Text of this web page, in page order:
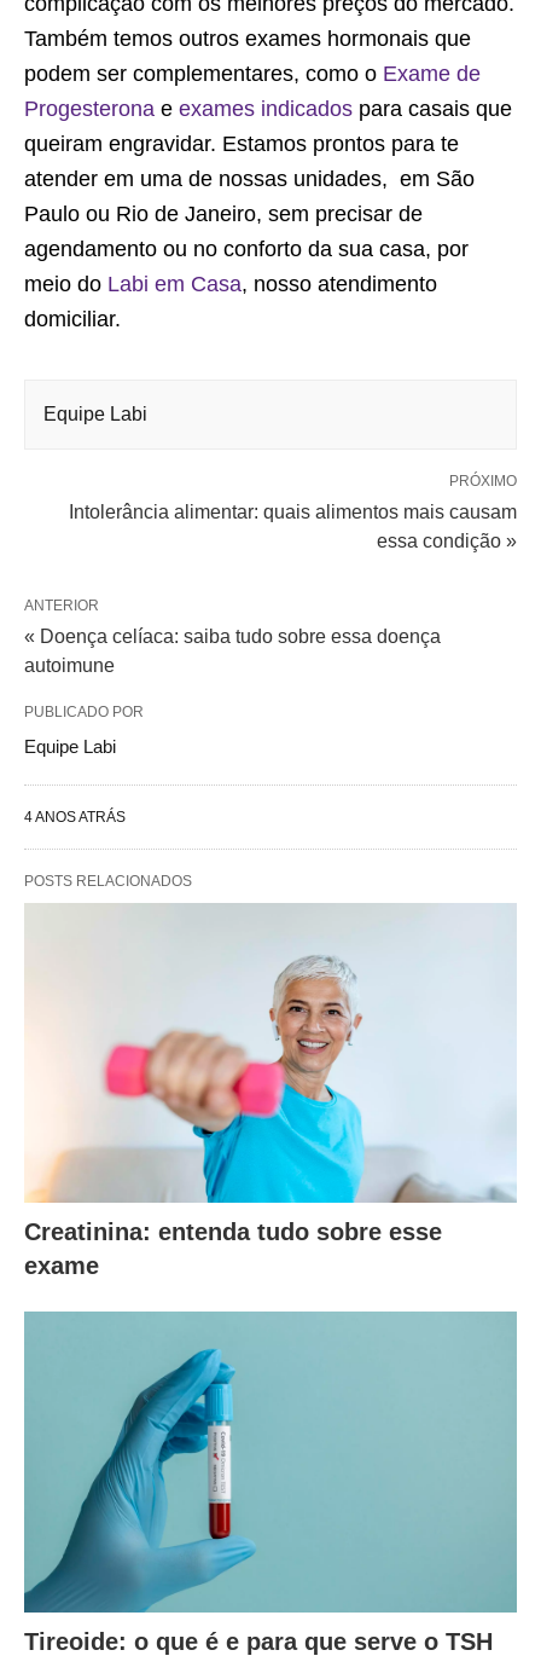
Também temos outros exames hormonais que
podem ser complementares, como o Exame de
Progesterona e exames indicados para casais que
queiram engravidar. Estamos prontos para te
atender em uma de nossas unidades, em São
Paulo ou Rio de Janeiro, sem precisar de
agendamento ou no conforto da sua casa, por
meio do Labi em Casa, nosso atendimento
domiciliar.
Equipe Labi
PRÓXIMO
Intolerância alimentar: quais alimentos mais causam
essa condição »
ANTERIOR
« Doença celíaca: saiba tudo sobre essa doença
autoimune
PUBLICADO POR
Equipe Labi
4 ANOS ATRÁS
POSTS RELACIONADOS
Creatinina: entenda tudo sobre esse
exame
Tireoide: o que é e para que serve o TSH